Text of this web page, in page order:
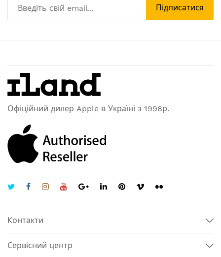
Підписатися
Офіційний дилер Apple в Україні з 1998р.
Контакти
Сервісний центр